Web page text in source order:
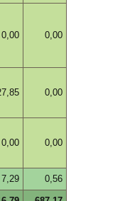
0,00 0,00
0,00
0,00 0,00
7,29 0,56